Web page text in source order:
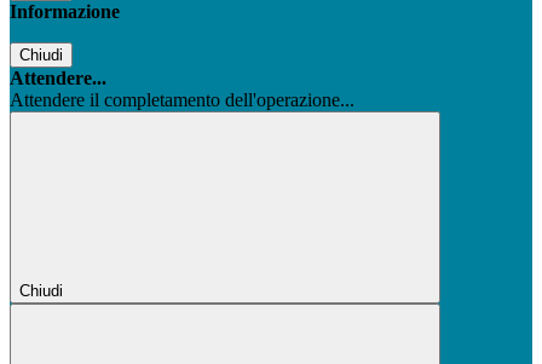
Informazione
Chiudi
Attendere...
Attendere il completamento dell'operazione...
Chiudi